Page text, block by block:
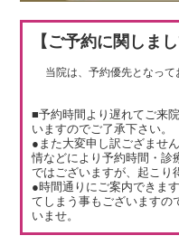
【ご予約に関しまし
当院は、予約優先となって
■予約時間より遅れてご来
いますのでご了承下さい。
●また大変申し訳ござませ
情などにより予約時間・診
ではございますが、起こり
●時間通りにご案内できま
てしまう事もございますの
いませ。